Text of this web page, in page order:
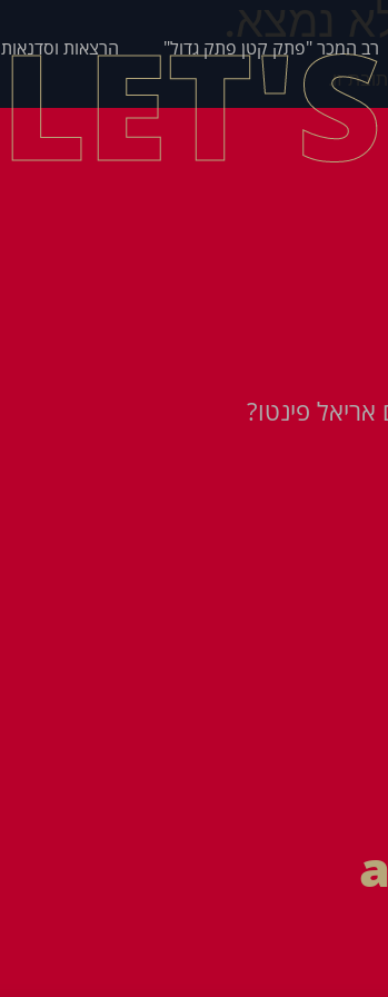
רב המכר "פתק קטן פתק גדול" הרצאות וסדנאות
נמצא.
זו.
פינטו?